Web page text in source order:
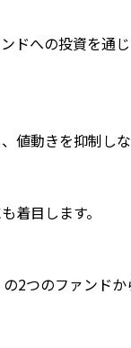
ドへの投資を
動きを抑制し
着目します。
2つのファンドか